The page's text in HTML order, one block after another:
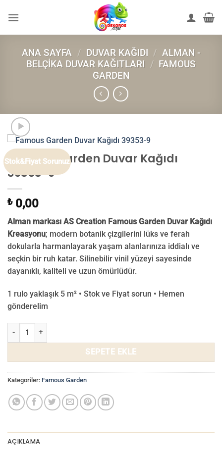
atla
ANA SAYFA / DUVAR KAĞIDI / ALMAN -
BELÇIKA DUVAR KAĞITLARI / FAMOUS
GARDEN
Stok&Fiyat Sorunuz
Famous Garden Duvar Kağıdı
39353-9
₺0,00
Alman markası AS Creation Famous Garden Duvar Kağıdı
Kreasyonu; modern botanik çizgilerini lüks ve ferah
dokularla harmanlayarak yaşam alanlarınıza iddialı ve
seçkin bir ruh katar. Silinebilir vinil yüzeyi sayesinde
dayanıklı, kaliteli ve uzun ömürlüdür.
1 rulo yaklaşık 5 m² • Stok ve Fiyat sorun • Hemen
gönderelim
Famous Garden Duvar Kağıdı 39353-9 adet
SEPETE EKLE
Kategoriler: Famous Garden
AÇIKLAMA